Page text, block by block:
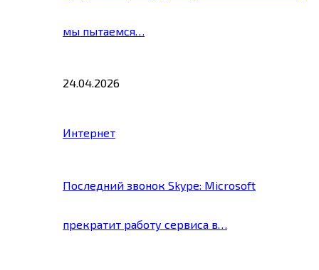
мы пытаемся…
24.04.2026
Интернет
Последний звонок Skype: Microsoft
прекратит работу сервиса в…